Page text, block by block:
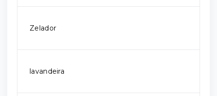
Zelador
lavandeira